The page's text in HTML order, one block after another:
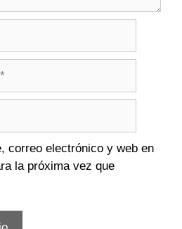
correo electrónico y web en
la próxima vez que